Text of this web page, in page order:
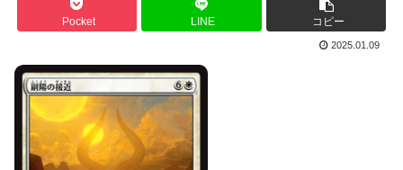
Pocket LINE コピー
2025.01.09